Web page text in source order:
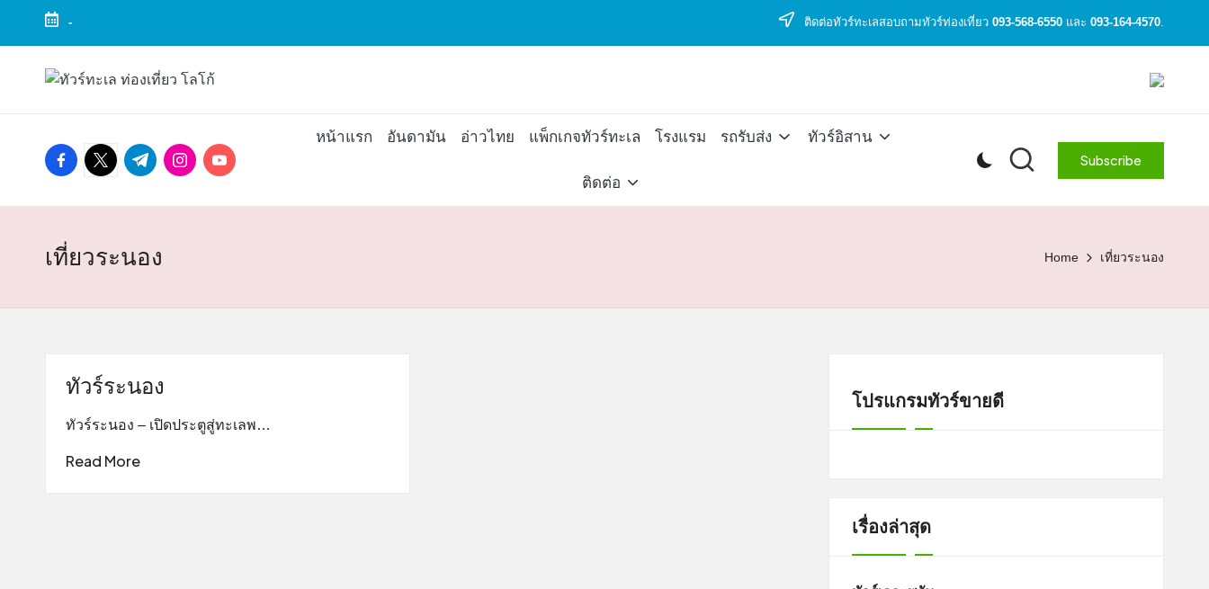
Skip
- ติดต่อทัวร์ทะเลสอบถามทัวร์ท่องเที่ยว 093-568-6550 และ 093-164-4570.
ทั
ร์
ท
ะ
ทัวร์
ถูก
2025
แพ็ก
เที่ยว
สวย
facebook.com
twitter.com
t.me instagram.com
youtube.com
หน้าแรก อันดามัน อ่าวไทย แพ็กเกจทัวร์ทะเล โรงแรม รถรับส่ง ทัวร์อิสาน
ติดต่อ
Subscribe
เที่ยวระนอง Home เที่ยวระนอง
ทัวร์ระนอง
ทัวร์ระนอง – เปิดประตูสู่ทะเลพ…
Read More
โปรแกรมทัวร์ขายดี
เรื่องล่าสุด